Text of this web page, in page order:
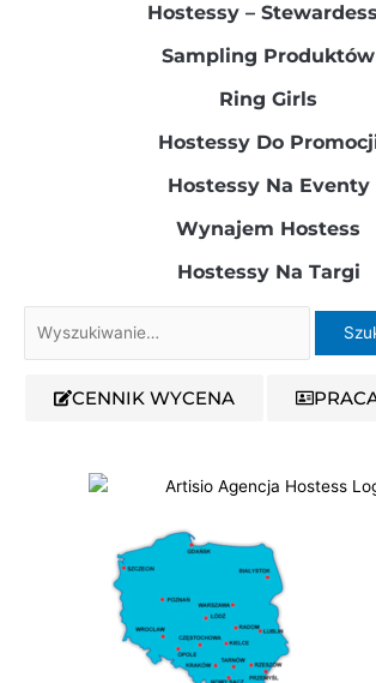
Hostessy –
Sampling Produktów​
Ring Girls
Hostessy Do
Hostessy Na Eventy
Wynajem Hostess
Hostessy Na Targi
dla:
CENNIK WYCENA